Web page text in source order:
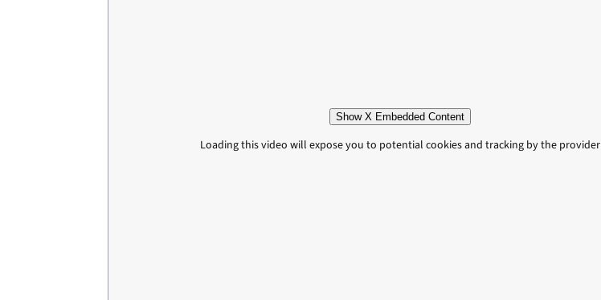
Show X Embedded Content
Loading this video will expose you to potential cookies and tracking by the provider